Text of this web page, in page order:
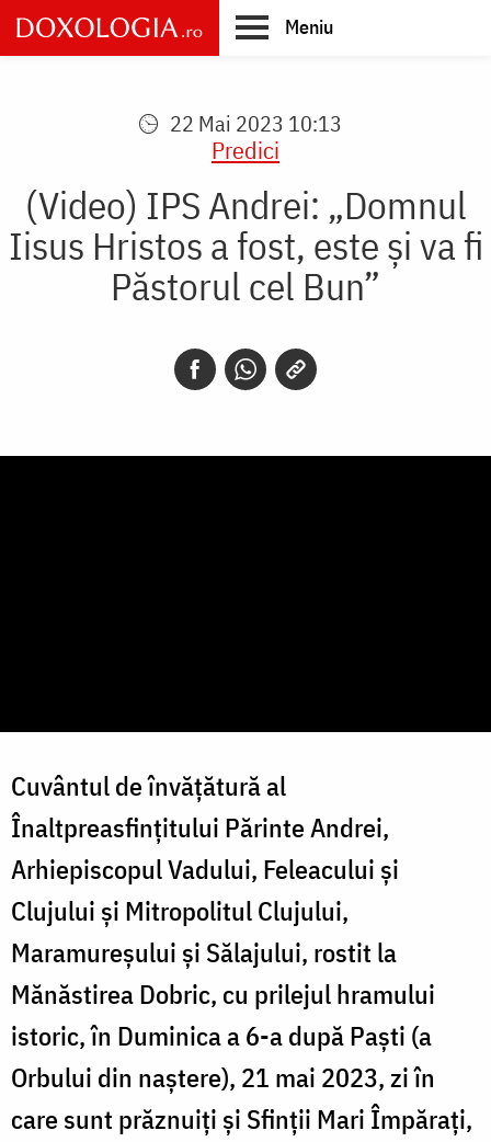
Skip
to
main
Meniu
22 Mai 2023 10:13
Predici
(Video) IPS Andrei: „Domnul
Iisus Hristos a fost, este și va fi
Păstorul cel Bun”
Cuvântul de învățătură al
Înaltpreasfințitului Părinte Andrei,
Arhiepiscopul Vadului, Feleacului și
Clujului și Mitropolitul Clujului,
Maramureșului și Sălajului, rostit la
Mănăstirea Dobric, cu prilejul hramului
istoric, în Duminica a 6-a după Paști (a
Orbului din naștere), 21 mai 2023, zi în
care sunt prăznuiți și Sfinții Mari Împărați,